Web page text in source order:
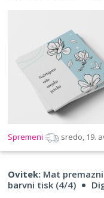
Spremeni sredo, 19.
Ovitek: Mat
barvni tisk (4/4)